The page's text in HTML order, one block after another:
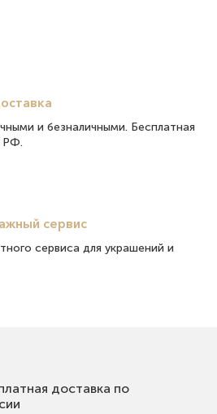
и безналичными. Бесплатная
РФ.
сервис
сервиса для украшений и
доставка по